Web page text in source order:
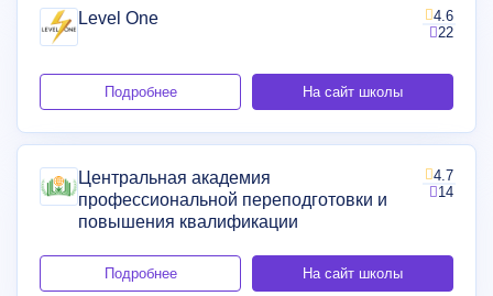
Level One
4.6
22
Подробнее На сайт школы
Центральная академия
профессиональной переподготовки и
повышения квалификации
4.7
14
Подробнее На сайт школы